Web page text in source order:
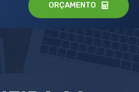
ORÇAMENTO